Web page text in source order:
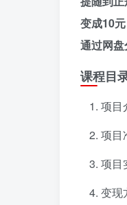
变成10
通过网
课程目
项目
项目
项目
变现